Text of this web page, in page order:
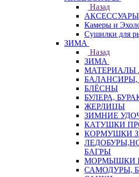
Назад
АКСЕССУАРЫ
Камеры и
Сушилки для
ЗИМА
Назад
ЗИМА
МАТЕРИАЛЫ
БАЛАНСИРЫ,
БЛЁСНЫ
БУЛЕРА,
ЖЕРЛИЦЫ
ЗИМНИЕ
КАТУШКИ
КОРМУШКИ
БАГРЫ
МОРМЫШКИ
САМОДУРЫ,